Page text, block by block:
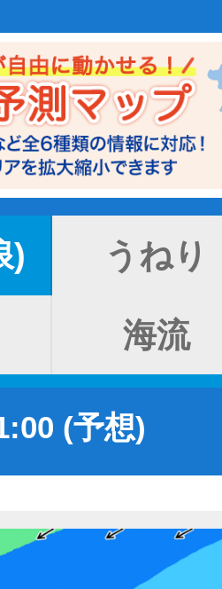
) うねり
海流
(予想)